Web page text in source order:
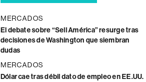
MERCADOS
El debate sobre “Sell América” resurge tras
decisiones de Washington que siembran
dudas
MERCADOS
Dólar cae tras débil dato de empleo en EE.UU.